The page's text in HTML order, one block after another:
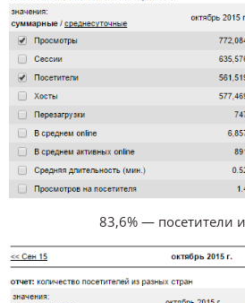
83,6% — посетители